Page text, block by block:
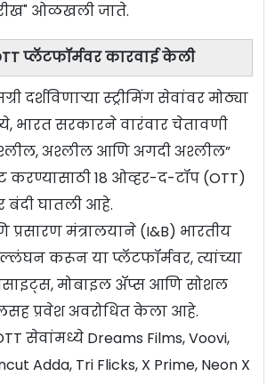
ओळखली जाते.
प्लॅटफॉर्मवर कारवाई केली
दर्शविणाऱ्या स्ट्रीमिंग सेवांवर मोठ्या
भारत सरकारने वारंवार चेतावणी
अश्लील आणि अगदी अश्लील”
करण्यासाठी 18 ओव्हर-द-टॉप (OTT)
बंदी घातली आहे.
प्रसारण मंत्रालयाने (I&B) भारतीय
करून या प्लॅटफॉर्मवर, त्यांच्या
मोबाइल ॲप्स आणि सोशल
प्रवेश अवरोधित केला आहे.
सेवांमध्ये Dreams Films, Voovi,
Adda, Tri Flicks, X Prime, Neon X